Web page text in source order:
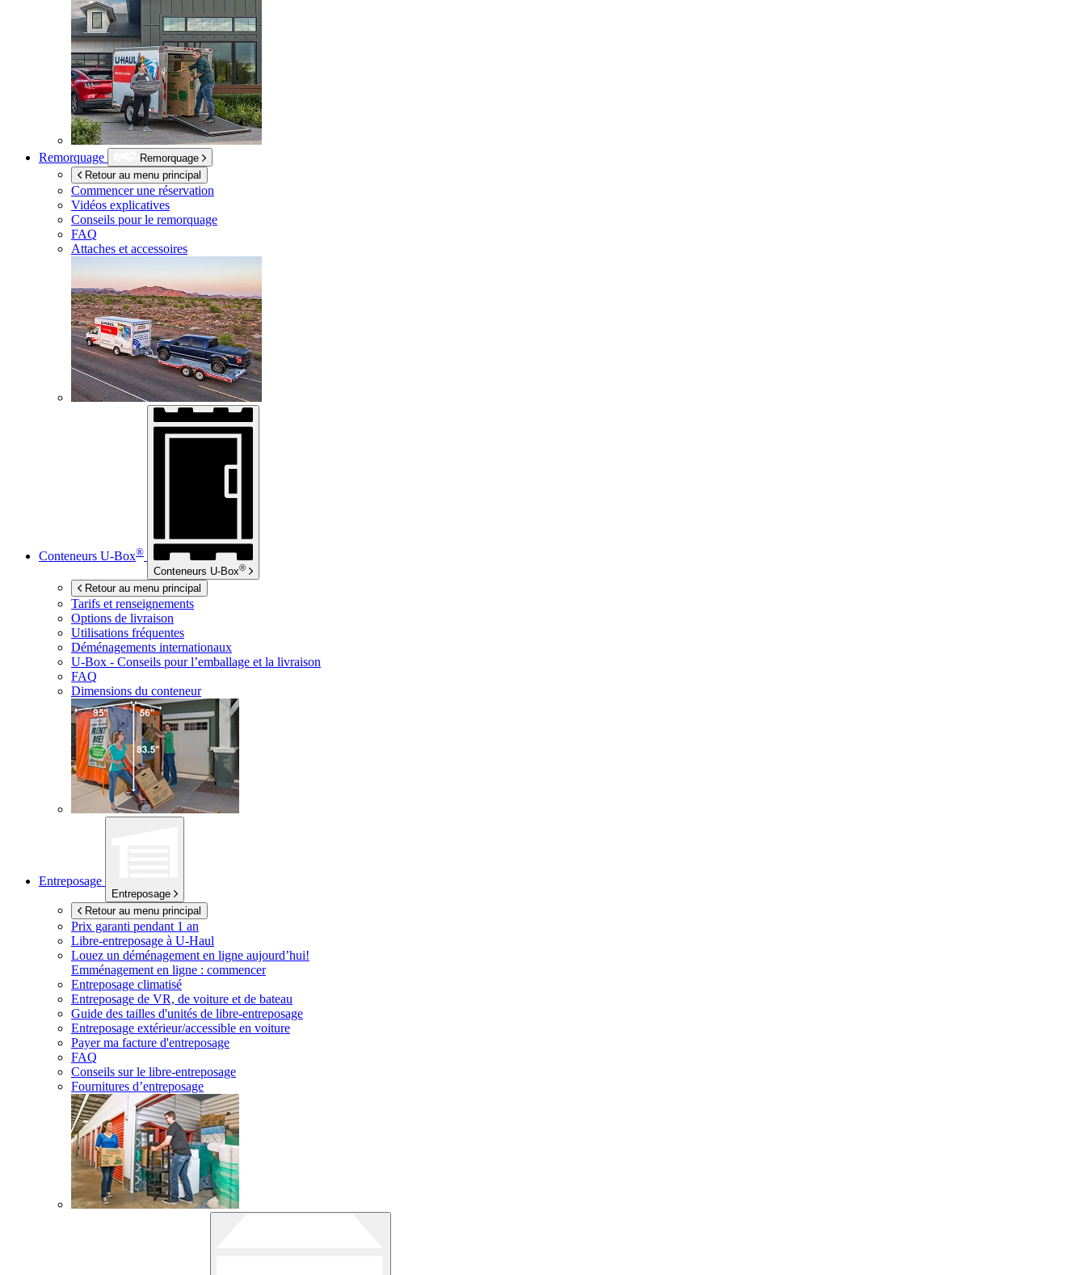
Remorquage
Remorquage
Retour au menu principal
Commencer une réservation
Vidéos explicatives
Conseils pour le remorquage
FAQ
Attaches et accessoires
Conteneurs U-Box®
Conteneurs U-Box®
Retour au menu principal
Tarifs et renseignements
Options de livraison
Utilisations fréquentes
Déménagements internationaux
U-Box - Conseils pour l’emballage et la livraison
FAQ
Dimensions du conteneur
Entreposage
Entreposage
Retour au menu principal
Prix garanti pendant 1 an
Libre-entreposage à U-Haul
Louez un déménagement en ligne aujourd’hui!
Emménagement en ligne : commencer
Entreposage climatisé
Entreposage de VR, de voiture et de bateau
Guide des tailles d'unités de libre-entreposage
Entreposage extérieur/accessible en voiture
Payer ma facture d'entreposage
FAQ
Conseils sur le libre-entreposage
Fournitures d’entreposage